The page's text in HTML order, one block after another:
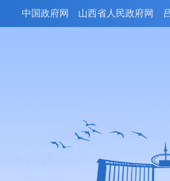
中国政府网 山西省人民政府网